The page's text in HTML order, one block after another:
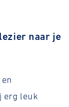
naar je
erg leuk